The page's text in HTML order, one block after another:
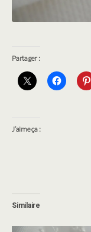
Partager :
J’aime ça :
Similaire